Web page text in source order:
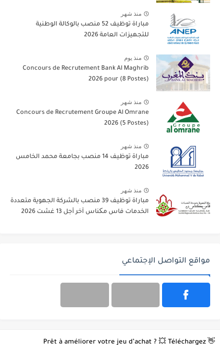
منذ شهر
مباراة توظيف 52 منصب بالوكالة الوطنية
للتجهيزات العامة 2026
منذ يوم
Concours de Recrutement Bank Al Maghrib
2026 pour (8 Postes)
منذ شهر
Concours de Recrutement Groupe Al Omrane
2026 (5 Postes)
منذ شهر
مباراة توظيف 14 منصب بجامعة محمد الخامس
2026
منذ شهر
مباراة توظيف 39 منصب بالشركة الجهوية متعددة
الخدمات فاس مکناس آخر أجل 13 غشت 2026
مواقع التواصل الإجتماعي
👋 Prêt à améliorer votre jeu d’achat ? 💥 Téléchargez